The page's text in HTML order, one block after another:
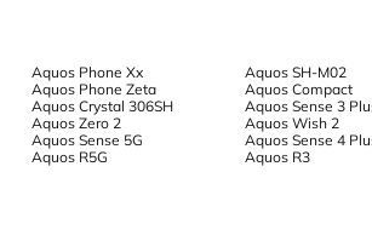
Aquos Phone Xx
Aquos SH-M02
Aquos Phone Zeta
Aquos Compact
Aquos Crystal 306SH
Aquos Sense 3
Aquos Zero 2
Aquos Wish 2
Aquos Sense 5G
Aquos Sense 4
Aquos R5G
Aquos R3